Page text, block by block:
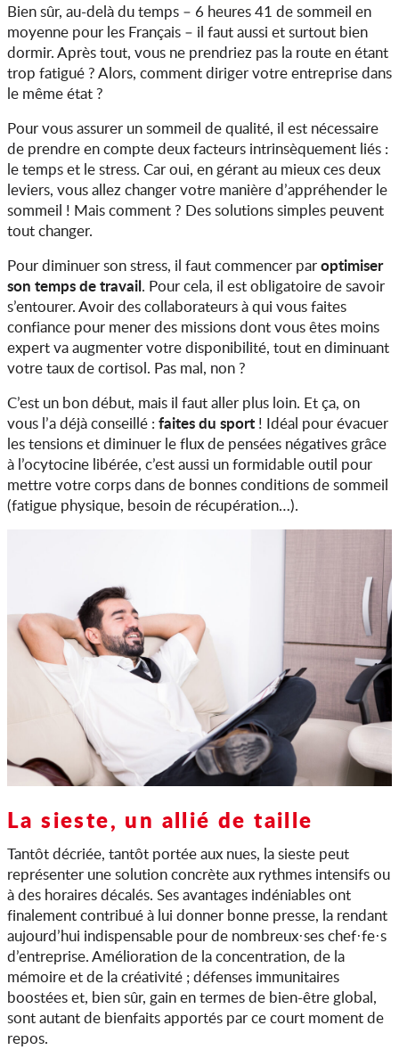
Bien sûr, au-delà du temps – 6 heures 41 de sommeil en
moyenne pour les Français – il faut aussi et surtout bien
dormir. Après tout, vous ne prendriez pas la route en étant
trop fatigué ? Alors, comment diriger votre entreprise dans
le même état ?
Pour vous assurer un sommeil de qualité, il est nécessaire
de prendre en compte deux facteurs intrinsèquement liés :
le temps et le stress. Car oui, en gérant au mieux ces deux
leviers, vous allez changer votre manière d’appréhender le
sommeil ! Mais comment ? Des solutions simples peuvent
tout changer.
Pour diminuer son stress, il faut commencer paroptimiser
son temps de travail. Pour cela, il est obligatoire de savoir
s’entourer. Avoir des collaborateurs à qui vous faites
confiance pour mener des missions dont vous êtes moins
expert va augmenter votre disponibilité, tout en diminuant
votre taux de cortisol. Pas mal, non ?
C’est un bon début, mais il faut aller plus loin. Et ça, on
vous l’a déjà conseillé : faites du sport ! Idéal pour évacuer
les tensions et diminuer le flux de pensées négatives grâce
à l’ocytocine libérée, c’est aussi un formidable outil pour
mettre votre corps dans de bonnes conditions de sommeil
(fatigue physique, besoin de récupération…).
La sieste, un allié de taille
Tantôt décriée, tantôt portée aux nues, la sieste peut
représenter une solution concrète aux rythmes intensifs ou
à des horaires décalés. Ses avantages indéniables ont
finalement contribué à lui donner bonne presse, la rendant
aujourd’hui indispensable pour de nombreux·ses chef·fe·s
d’entreprise. Amélioration de la concentration, de la
mémoire et de la créativité ; défenses immunitaires
boostées et, bien sûr, gain en termes de bien-être global,
sont autant de bienfaits apportés par ce court moment de
repos.